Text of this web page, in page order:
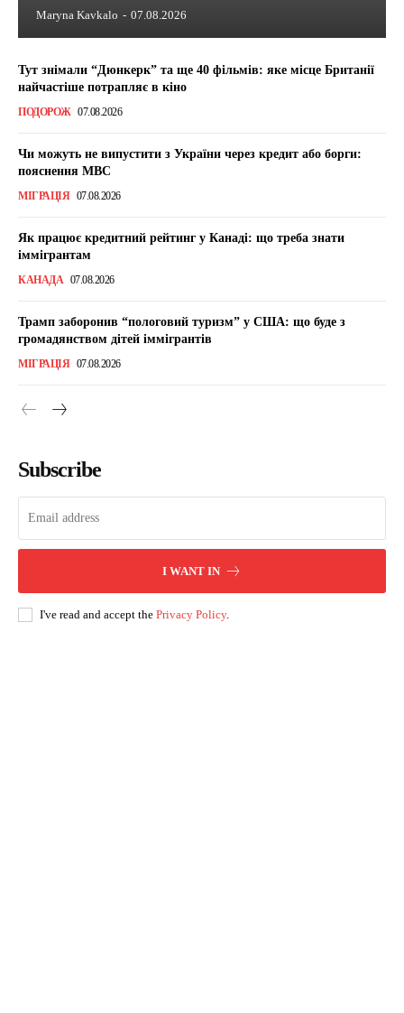
Maryna Kavkalo - 07.08.2026
Тут знімали “Дюнкерк” та ще 40 фільмів: яке місце Британії
найчастіше потрапляє в кіно
ПОДОРОЖ 07.08.2026
Чи можуть не випустити з України через кредит або борги:
пояснення МВС
МІГРАЦІЯ 07.08.2026
Як працює кредитний рейтинг у Канаді: що треба знати
іммігрантам
КАНАДА 07.08.2026
Трамп заборонив “пологовий туризм” у США: що буде з
громадянством дітей іммігрантів
МІГРАЦІЯ 07.08.2026
Subscribe
I WANT IN
I've read and accept the Privacy Policy.